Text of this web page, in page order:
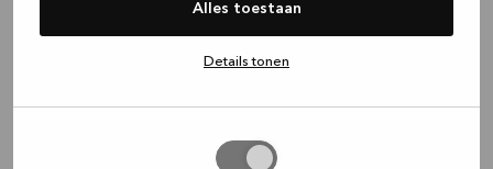
Alles toestaan
Details tonen